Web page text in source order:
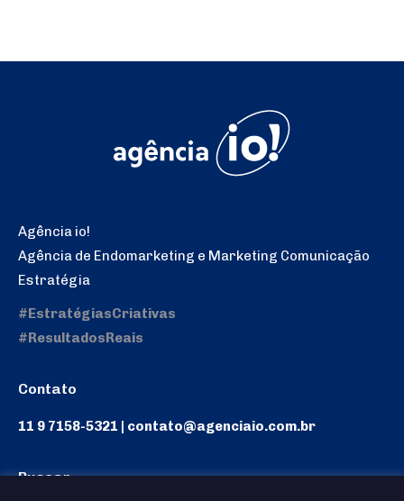
Agência io!
Agência de Endomarketing e Marketing Comunicação
Estratégia
#EstratégiasCriativas
#ResultadosReais
Contato
11 9 7158-5321 | contato@agenciaio.com.br
Buscar